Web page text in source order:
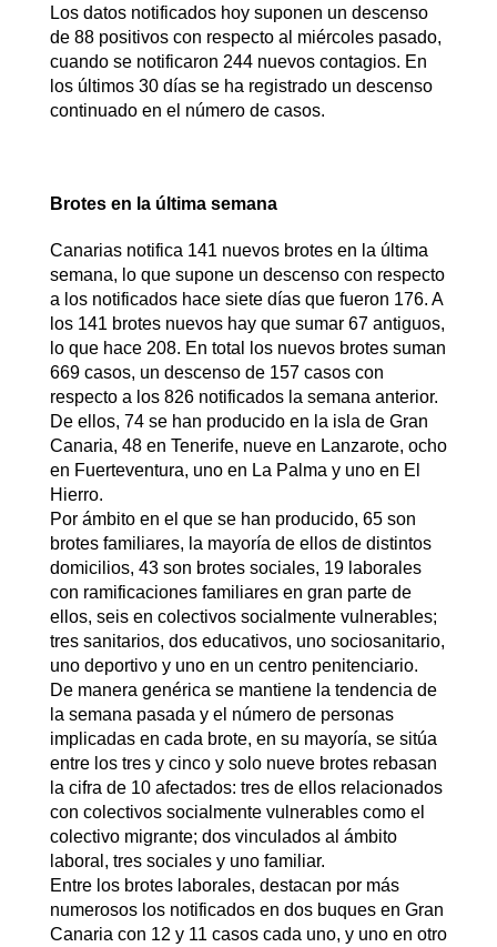
Los datos notificados hoy suponen un descenso
de 88 positivos con respecto al miércoles pasado,
cuando se notificaron 244 nuevos contagios. En
los últimos 30 días se ha registrado un descenso
continuado en el número de casos.
Brotes en la última semana
Canarias notifica 141 nuevos brotes en la última
semana, lo que supone un descenso con respecto
a los notificados hace siete días que fueron 176. A
los 141 brotes nuevos hay que sumar 67 antiguos,
lo que hace 208. En total los nuevos brotes suman
669 casos, un descenso de 157 casos con
respecto a los 826 notificados la semana anterior.
De ellos, 74 se han producido en la isla de Gran
Canaria, 48 en Tenerife, nueve en Lanzarote, ocho
en Fuerteventura, uno en La Palma y uno en El
Hierro.
Por ámbito en el que se han producido, 65 son
brotes familiares, la mayoría de ellos de distintos
domicilios, 43 son brotes sociales, 19 laborales
con ramificaciones familiares en gran parte de
ellos, seis en colectivos socialmente vulnerables;
tres sanitarios, dos educativos, uno sociosanitario,
uno deportivo y uno en un centro penitenciario.
De manera genérica se mantiene la tendencia de
la semana pasada y el número de personas
implicadas en cada brote, en su mayoría, se sitúa
entre los tres y cinco y solo nueve brotes rebasan
la cifra de 10 afectados: tres de ellos relacionados
con colectivos socialmente vulnerables como el
colectivo migrante; dos vinculados al ámbito
laboral, tres sociales y uno familiar.
Entre los brotes laborales, destacan por más
numerosos los notificados en dos buques en Gran
Canaria con 12 y 11 casos cada uno, y uno en otro